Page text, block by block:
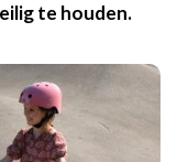
te houden.